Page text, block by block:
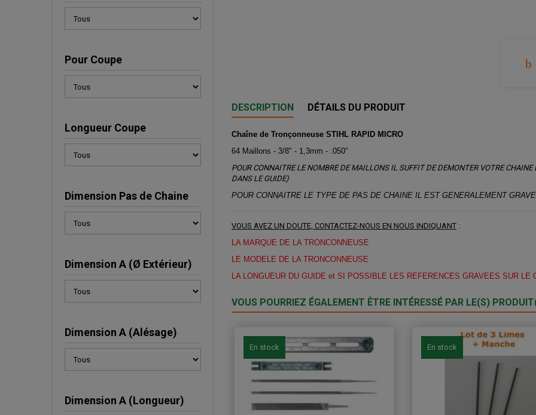
Pour Coupe
Longueur Coupe
Dimension Pas de Chaine
Dimension A (Ø Extérieur)
Dimension A (Alésage)
Dimension A (Longueur)
DESCRIPTION DÉTAILS DU PRODUIT
Chaîne de Tronçonneuse STIHL RAPID MICRO
64 Maillons - 3/8" - 1,3mm - .050"
POUR CONNAITRE LE NOMBRE DE MAILLONS IL SUFFIT DE DEMONTER VOTRE
DANS LE GUIDE)
POUR CONNAITRE LE TYPE DE PAS DE CHAINE IL EST GENERALEMENT
VOUS AVEZ UN DOUTE, CONTACTEZ-NOUS EN NOUS INDIQUANT :
LA MARQUE DE LA TRONCONNEUSE
LE MODELE DE LA TRONCONNEUSE
LA LONGUEUR DU GUIDE et SI POSSIBLE LES REFERENCES GRAVEES SUR LE
VOUS POURRIEZ ÉGALEMENT ÊTRE INTÉRESSÉ PAR LE(S)
En stock En stock